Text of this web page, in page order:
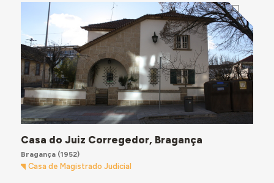
Casa do Juiz Corregedor, Bragança
Bragança(1952)
Casa de Magistrado Judicial